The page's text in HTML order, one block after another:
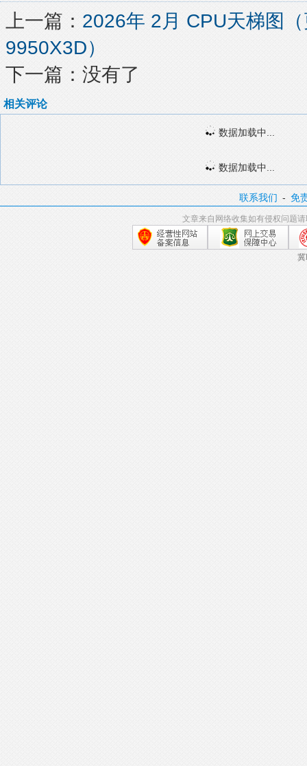
上一篇： 2026年 2月 CPU天梯图
9950X3D）
下一篇：没有了
相关评论
数据加载中...
数据加载中...
联系我们 -免
文章来自网络收集如有侵权问题